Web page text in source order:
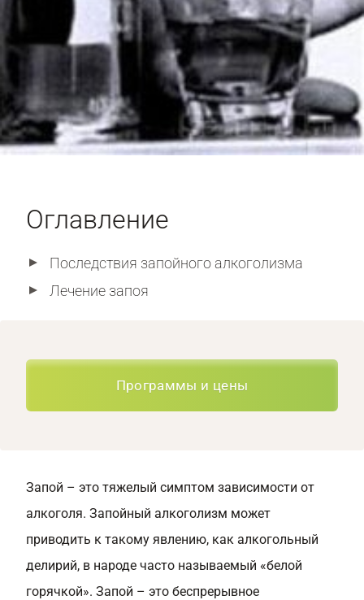
Оглавление
Последствия запойного алкоголизма
Лечение запоя
Программы и цены
Запой – это тяжелый симптом зависимости от
алкоголя. Запойный алкоголизм может
приводить к такому явлению, как алкогольный
делирий, в народе часто называемый «белой
горячкой». Запой – это беспрерывное